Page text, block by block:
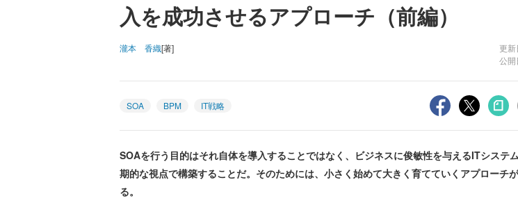
入を成功させるアプローチ（前編）
瀧本 香織[著]
更
公
SOA BPM IT戦略
SOAを行う目的はそれ自体を導入することではなく、ビジネスに俊敏性を与えるITシステ
期的な視点で構築することだ。そのためには、小さく始めて大きく育てていくアプローチ
る。